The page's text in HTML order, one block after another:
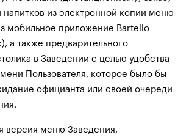
напитков из электронной копии меню
мобильное приложение Bartello
а также предварительного
в Заведении с целью удобства
Пользователя, которое было бы
официанта или своей очереди
версия меню Заведения,